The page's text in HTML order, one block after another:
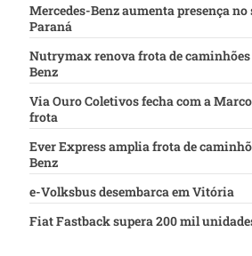
Mercedes-Benz aumenta presença
Paraná
Nutrymax renova frota de caminhões
Benz
Via Ouro Coletivos fecha com a
frota
Ever Express amplia frota de
Benz
e-Volksbus desembarca em Vitória
Fiat Fastback supera 200 mil